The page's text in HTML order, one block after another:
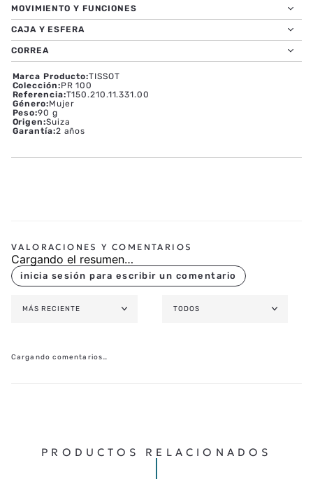
MOVIMIENTO Y FUNCIONES
CAJA Y ESFERA
CORREA
Marca Producto:TISSOT
Colección:PR 100
Referencia:T150.210.11.331.00
Género:Mujer
Peso:90 g
Origen:Suiza
Garantía:2 años
Cargando el resumen…
MÁS RECIENTE TODOS
Cargando comentarios…
PRODUCTOS RELACIONADOS